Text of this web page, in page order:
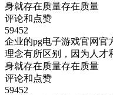
身就存在质量存在质量
评论和点赞
59452
企业的pg电子游戏官网官
理念有所区别，因为人才
身就存在质量存在质量
评论和点赞
59452